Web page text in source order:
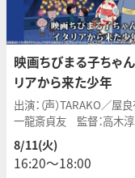
映画ちびまる子ちゃ
リアから来た少年
出演：（声）TARAKO／屋
一龍斎貞友 監督：高木
らももこ原作のＴＶアニメ「
る子ちゃん」放送25周年を
劇場版第3作。（2015年 94
8/11(火)
16:20〜18:00